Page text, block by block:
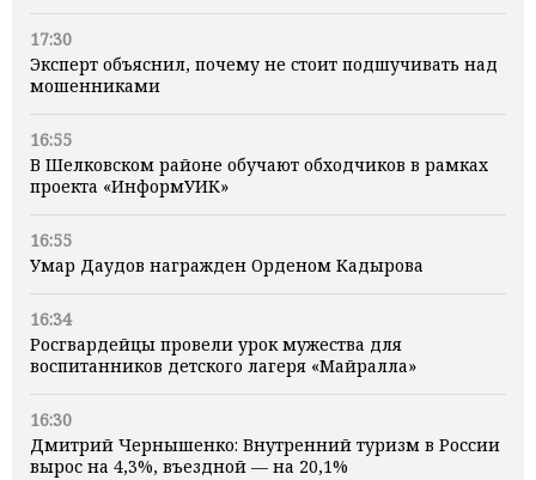
17:30
Эксперт объяснил, почему не стоит подшучивать над
мошенниками
16:55
В Шелковском районе обучают обходчиков в рамках
проекта «ИнформУИК»
16:55
Умар Даудов награжден Орденом Кадырова
16:34
Росгвардейцы провели урок мужества для
воспитанников детского лагеря «Майралла»
16:30
Дмитрий Чернышенко: Внутренний туризм в России
вырос на 4,3%, въездной — на 20,1%